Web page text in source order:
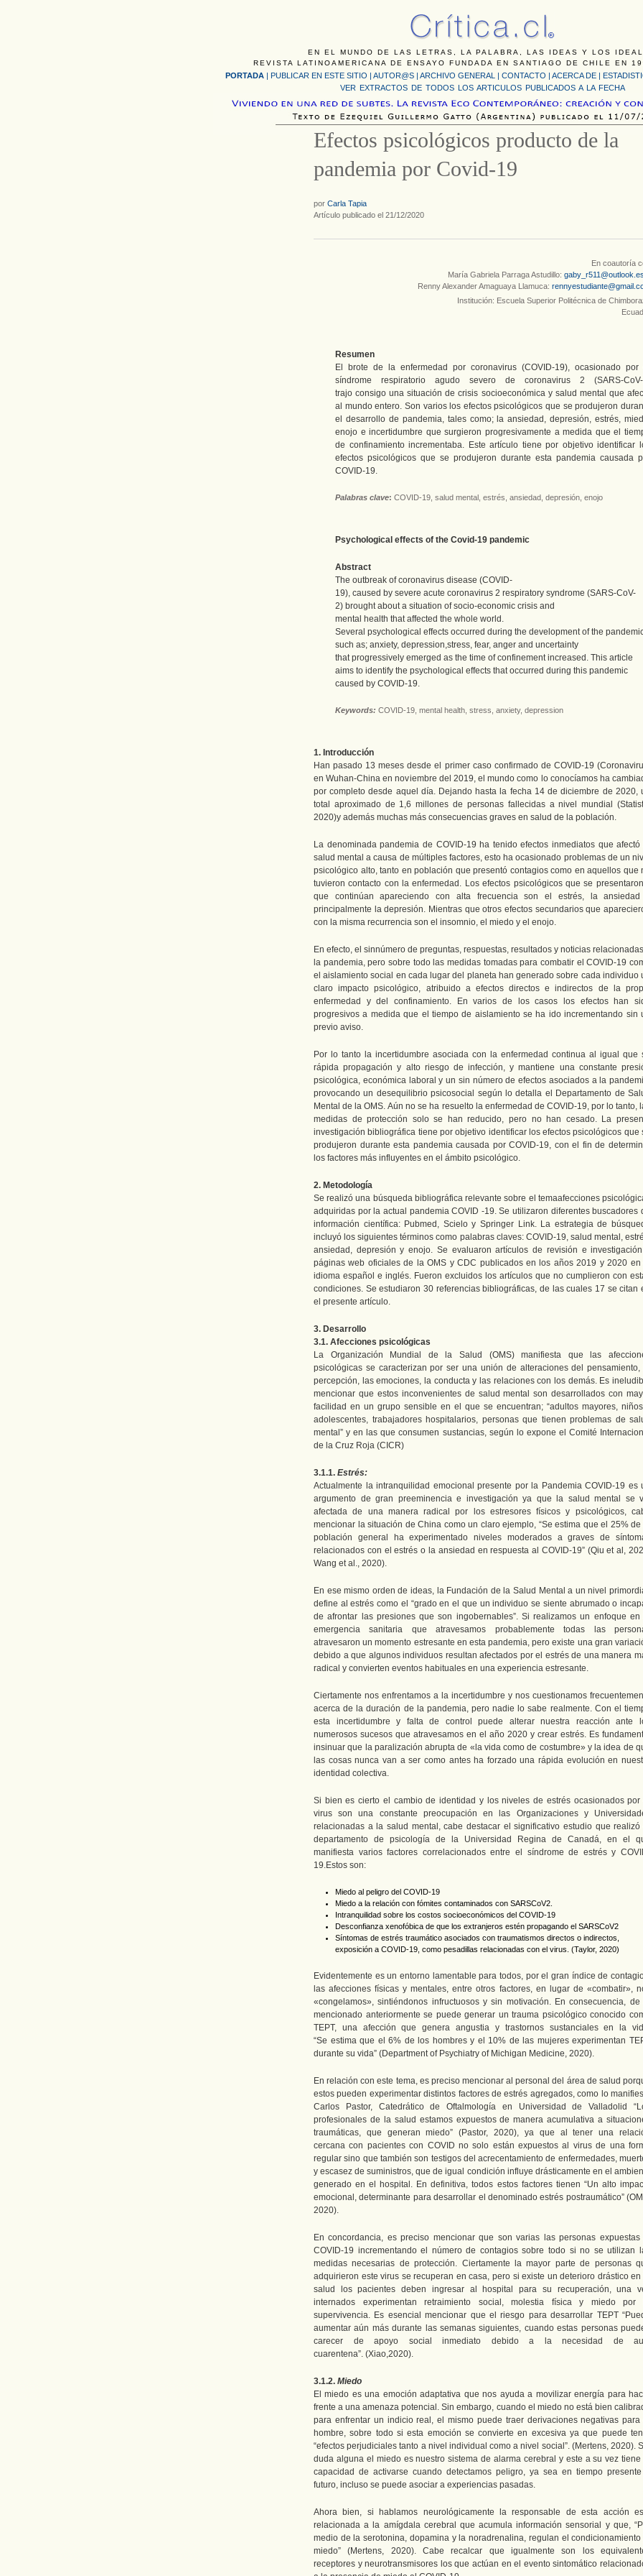
EN EL MUNDO DE LAS LETRAS, LA PALABRA, LAS IDEAS Y LOS
REVISTA LATINOAMERICANA DE ENSAYO FUNDADA EN SANTIAGO DE CHILE EN
PORTADA | PUBLICAR EN ESTE SITIO | AUTOR@S | ARCHIVO GENERAL | CONTACTO | ACERCA DE |
VER EXTRACTOS DE TODOS LOS ARTICULOS PUBLICADOS A LA FECHA
Efectos psicológicos producto de la
pandemia por Covid-19
por Carla Tapia
Artículo publicado el 21/12/2020
En coautoría
María Gabriela Parraga Astudillo: gaby_r511@outlook.es
Renny Alexander Amaguaya Llamuca:
Institución: Escuela Superior Politécnica de
Resumen
El brote de la enfermedad por coronavirus (COVID-19), ocasionado por
síndrome respiratorio agudo severo de coronavirus 2 (SARS-
trajo consigo una situación de crisis socioeconómica y salud mental que
al mundo entero. Son varios los efectos psicológicos que se produjeron
el desarrollo de pandemia, tales como; la ansiedad, depresión, estrés,
enojo e incertidumbre que surgieron progresivamente a medida que el
de confinamiento incrementaba. Este artículo tiene por objetivo identificar
efectos psicológicos que se produjeron durante esta pandemia causada
COVID-19.
Palabras clave: COVID-19, salud mental, estrés, ansiedad, depresión, enojo
Psychological effects of the Covid-19 pandemic
Abstract
The outbreak of coronavirus disease (COVID-
19), caused by severe acute coronavirus 2 respiratory syndrome (SARS-CoV-
2) brought about a situation of socio-economic crisis and
mental health that affected the whole world.
Several psychological effects occurred during the development of the
such as; anxiety, depression,stress, fear, anger and uncertainty
that progressively emerged as the time of confinement increased. This article
aims to identify the psychological effects that occurred during this pandemic
caused by COVID-19.
Keywords: COVID-19, mental health, stress, anxiety, depression
1. Introducción
Han pasado 13 meses desde el primer caso confirmado de COVID-19
en Wuhan-China en noviembre del 2019, el mundo como lo conocíamos ha
por completo desde aquel día. Dejando hasta la fecha 14 de diciembre de 2020,
total aproximado de 1,6 millones de personas fallecidas a nivel mundial
2020)y además muchas más consecuencias graves en salud de la población.
La denominada pandemia de COVID-19 ha tenido efectos inmediatos que afectó
salud mental a causa de múltiples factores, esto ha ocasionado problemas de un
psicológico alto, tanto en población que presentó contagios como en aquellos que
tuvieron contacto con la enfermedad. Los efectos psicológicos que se
que continúan apareciendo con alta frecuencia son el estrés, la
principalmente la depresión. Mientras que otros efectos secundarios que
con la misma recurrencia son el insomnio, el miedo y el enojo.
En efecto, el sinnúmero de preguntas, respuestas, resultados y noticias
la pandemia, pero sobre todo las medidas tomadas para combatir el COVID-19
el aislamiento social en cada lugar del planeta han generado sobre cada individuo
claro impacto psicológico, atribuido a efectos directos e indirectos de la
enfermedad y del confinamiento. En varios de los casos los efectos han
progresivos a medida que el tiempo de aislamiento se ha ido incrementando sin
previo aviso.
Por lo tanto la incertidumbre asociada con la enfermedad continua al igual que
rápida propagación y alto riesgo de infección, y mantiene una constante
psicológica, económica laboral y un sin número de efectos asociados a la
provocando un desequilibrio psicosocial según lo detalla el Departamento de
Mental de la OMS. Aún no se ha resuelto la enfermedad de COVID-19, por lo tanto,
medidas de protección solo se han reducido, pero no han cesado. La
investigación bibliográfica tiene por objetivo identificar los efectos psicológicos que
produjeron durante esta pandemia causada por COVID-19, con el fin de
los factores más influyentes en el ámbito psicológico.
2. Metodología
Se realizó una búsqueda bibliográfica relevante sobre el temaafecciones
adquiridas por la actual pandemia COVID -19. Se utilizaron diferentes buscadores
información científica: Pubmed, Scielo y Springer Link. La estrategia de
incluyó los siguientes términos como palabras claves: COVID-19, salud mental,
ansiedad, depresión y enojo. Se evaluaron artículos de revisión e
páginas web oficiales de la OMS y CDC publicados en los años 2019 y 2020 en
idioma español e inglés. Fueron excluidos los artículos que no cumplieron con
condiciones. Se estudiaron 30 referencias bibliográficas, de las cuales 17 se citan
el presente artículo.
3. Desarrollo
3.1. Afecciones psicológicas
La Organización Mundial de la Salud (OMS) manifiesta que las
psicológicas se caracterizan por ser una unión de alteraciones del pensamiento,
percepción, las emociones, la conducta y las relaciones con los demás. Es
mencionar que estos inconvenientes de salud mental son desarrollados con
facilidad en un grupo sensible en el que se encuentran; “adultos mayores,
adolescentes, trabajadores hospitalarios, personas que tienen problemas de
mental” y en las que consumen sustancias, según lo expone el Comité
de la Cruz Roja (CICR)
3.1.1. Estrés:
Actualmente la intranquilidad emocional presente por la Pandemia COVID-19 es
argumento de gran preeminencia e investigación ya que la salud mental se
afectada de una manera radical por los estresores físicos y psicológicos,
mencionar la situación de China como un claro ejemplo, “Se estima que el 25%
población general ha experimentado niveles moderados a graves de
relacionados con el estrés o la ansiedad en respuesta al COVID-19” (Qiu et al,
Wang et al., 2020).
En ese mismo orden de ideas, la Fundación de la Salud Mental a un nivel
define al estrés como el “grado en el que un individuo se siente abrumado o
de afrontar las presiones que son ingobernables”. Si realizamos un enfoque en
emergencia sanitaria que atravesamos probablemente todas las
atravesaron un momento estresante en esta pandemia, pero existe una gran
debido a que algunos individuos resultan afectados por el estrés de una manera
radical y convierten eventos habituales en una experiencia estresante.
Ciertamente nos enfrentamos a la incertidumbre y nos cuestionamos
acerca de la duración de la pandemia, pero nadie lo sabe realmente. Con el
esta incertidumbre y falta de control puede alterar nuestra reacción ante
numerosos sucesos que atravesamos en el año 2020 y crear estrés. Es
insinuar que la paralización abrupta de «la vida como de costumbre» y la idea de
las cosas nunca van a ser como antes ha forzado una rápida evolución en
identidad colectiva.
Si bien es cierto el cambio de identidad y los niveles de estrés ocasionados por
virus son una constante preocupación en las Organizaciones y
relacionadas a la salud mental, cabe destacar el significativo estudio que realizó
departamento de psicología de la Universidad Regina de Canadá, en el
manifiesta varios factores correlacionados entre el síndrome de estrés y
19.Estos son:
Miedo al peligro del COVID-19
Miedo a la relación con fómites contaminados con SARSCoV2.
Intranquilidad sobre los costos socioeconómicos del COVID-19
Desconfianza xenofóbica de que los extranjeros estén propagando el SARSCoV2
Síntomas de estrés traumático asociados con traumatismos directos o indirectos,
exposición a COVID-19, como pesadillas relacionadas con el virus. (Taylor, 2020)
Evidentemente es un entorno lamentable para todos, por el gran índice de
las afecciones físicas y mentales, entre otros factores, en lugar de «combatir»,
«congelamos», sintiéndonos infructuosos y sin motivación. En consecuencia, de
mencionado anteriormente se puede generar un trauma psicológico conocido
TEPT, una afección que genera angustia y trastornos sustanciales en la
“Se estima que el 6% de los hombres y el 10% de las mujeres experimentan
durante su vida” (Department of Psychiatry of Michigan Medicine, 2020).
En relación con este tema, es preciso mencionar al personal del área de salud
estos pueden experimentar distintos factores de estrés agregados, como lo
Carlos Pastor, Catedrático de Oftalmología en Universidad de Valladolid
profesionales de la salud estamos expuestos de manera acumulativa a
traumáticas, que generan miedo” (Pastor, 2020), ya que al tener una
cercana con pacientes con COVID no solo están expuestos al virus de una
regular sino que también son testigos del acrecentamiento de enfermedades,
y escasez de suministros, que de igual condición influye drásticamente en el
generado en el hospital. En definitiva, todos estos factores tienen “Un alto
emocional, determinante para desarrollar el denominado estrés postraumático”
2020).
En concordancia, es preciso mencionar que son varias las personas expuestas
COVID-19 incrementando el número de contagios sobre todo si no se utilizan
medidas necesarias de protección. Ciertamente la mayor parte de personas
adquirieron este virus se recuperan en casa, pero si existe un deterioro drástico en
salud los pacientes deben ingresar al hospital para su recuperación, una
internados experimentan retraimiento social, molestia física y miedo por
supervivencia. Es esencial mencionar que el riesgo para desarrollar TEPT
aumentar aún más durante las semanas siguientes, cuando estas personas
carecer de apoyo social inmediato debido a la necesidad de
cuarentena”. (Xiao,2020).
3.1.2. Miedo
El miedo es una emoción adaptativa que nos ayuda a movilizar energía para
frente a una amenaza potencial. Sin embargo, cuando el miedo no está bien
para enfrentar un indicio real, el mismo puede traer derivaciones negativas para
hombre, sobre todo si esta emoción se convierte en excesiva ya que puede
“efectos perjudiciales tanto a nivel individual como a nivel social”. (Mertens, 2020).
duda alguna el miedo es nuestro sistema de alarma cerebral y este a su vez tiene
capacidad de activarse cuando detectamos peligro, ya sea en tiempo
futuro, incluso se puede asociar a experiencias pasadas.
Ahora bien, si hablamos neurológicamente la responsable de esta acción
relacionada a la amígdala cerebral que acumula información sensorial y que,
medio de la serotonina, dopamina y la noradrenalina, regulan el condicionamiento
miedo” (Mertens, 2020). Cabe recalcar que igualmente son los
receptores y neurotransmisores los que actúan en el evento sintomático